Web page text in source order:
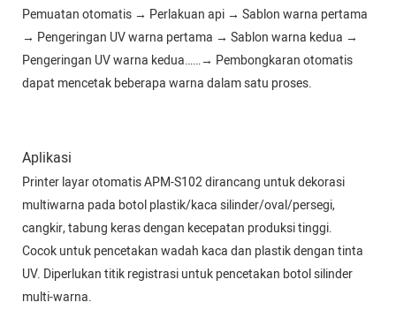
Pemuatan otomatis → Perlakuan api → Sablon warna pertama
→ Pengeringan UV warna pertama → Sablon warna kedua →
Pengeringan UV warna kedua……→ Pembongkaran otomatis
dapat mencetak beberapa warna dalam satu proses.
Aplikasi
Printer layar otomatis APM-S102 dirancang untuk dekorasi
multiwarna pada botol plastik/kaca silinder/oval/persegi,
cangkir, tabung keras dengan kecepatan produksi tinggi.
Cocok untuk pencetakan wadah kaca dan plastik dengan tinta
UV. Diperlukan titik registrasi untuk pencetakan botol silinder
multi-warna.